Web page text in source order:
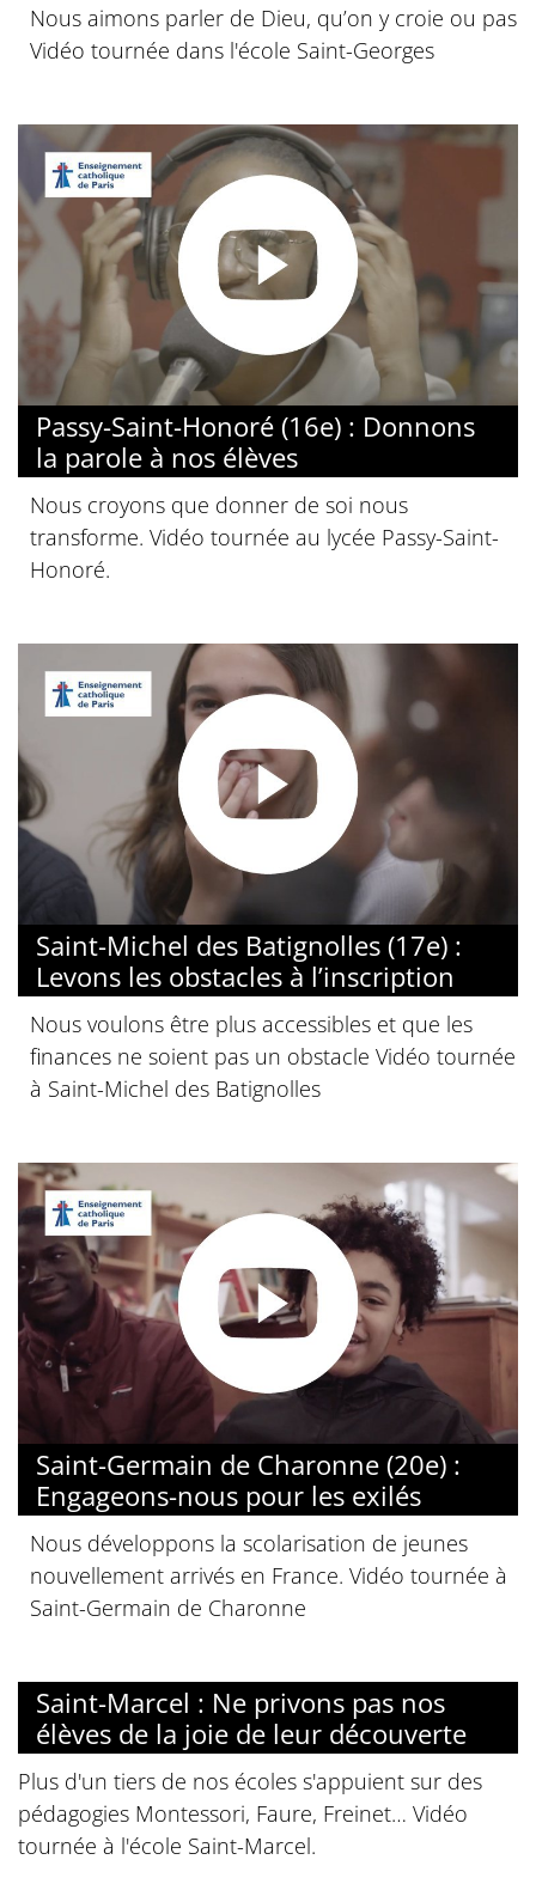
Nous aimons parler de Dieu, qu’on y croie ou pas
Vidéo tournée dans l'école Saint-Georges
Passy-Saint-Honoré (16e) : Donnons
la parole à nos élèves
Nous croyons que donner de soi nous
transforme. Vidéo tournée au lycée Passy-Saint-
Honoré.
Saint-Michel des Batignolles (17e) :
Levons les obstacles à l’inscription
Nous voulons être plus accessibles et que les
finances ne soient pas un obstacle Vidéo tournée
à Saint-Michel des Batignolles
Saint-Germain de Charonne (20e) :
Engageons-nous pour les exilés
Nous développons la scolarisation de jeunes
nouvellement arrivés en France. Vidéo tournée à
Saint-Germain de Charonne
Saint-Marcel : Ne privons pas nos
élèves de la joie de leur découverte
Plus d'un tiers de nos écoles s'appuient sur des
pédagogies Montessori, Faure, Freinet… Vidéo
tournée à l'école Saint-Marcel.